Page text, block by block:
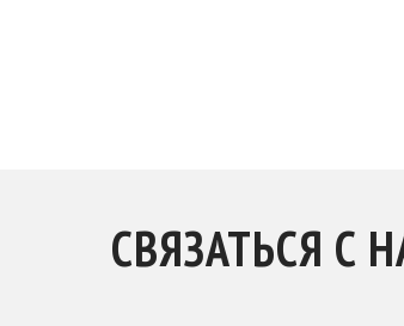
СВЯЗАТЬСЯ С